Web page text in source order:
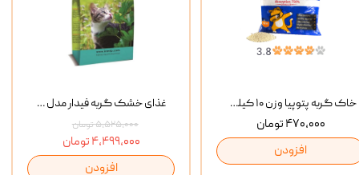
غذای خشک گربه فیدار مدل Adult وزن 10 کیلوگرم
۵,۵۲۵,۰۰۰ تومان
۴,۴۹۹,۰۰۰ تومان
افزودن
خاک گربه پتوپیا وزن ۱۰ کیلوگرم
۴۷۰,۰۰۰ تومان
افزودن